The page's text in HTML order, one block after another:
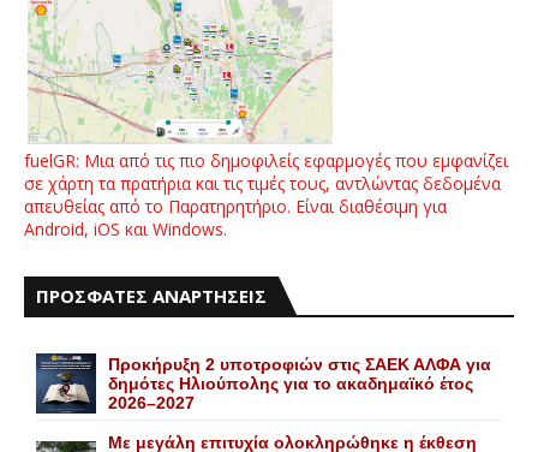
fuelGR: Μια από τις πιο δημοφιλείς εφαρμογές που εμφανίζει
σε χάρτη τα πρατήρια και τις τιμές τους, αντλώντας δεδομένα
απευθείας από το Παρατηρητήριο. Είναι διαθέσιμη για
Android, iOS και Windows.
ΠΡΟΣΦΑΤΕΣ ΑΝΑΡΤΗΣΕΙΣ
Προκήρυξη 2 υποτροφιών στις ΣΑΕΚ ΑΛΦΑ για
δημότες Ηλιούπολης για το ακαδημαϊκό έτος
2026–2027
Με μεγάλη επιτυχία ολοκληρώθηκε η έκθεση